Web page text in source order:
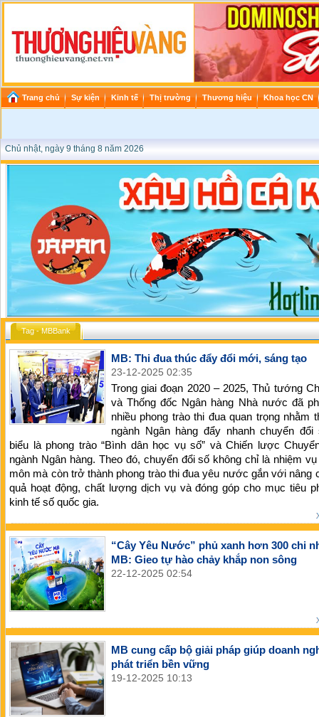
Trang chủ Sự kiện Kinh tế Thị trường Thương hiệu Khoa học CN
Chủ nhật, ngày 9 tháng 8 năm 2026
Tag - MBBank
MB: Thi đua thúc đẩy đổi mới, sáng tạo
23-12-2025 02:35
Trong giai đoạn 2020 – 2025, Thủ tướng
và Thống đốc Ngân hàng Nhà nước đã
nhiều phong trào thi đua quan trọng nhằm
ngành Ngân hàng đẩy nhanh chuyển đổi
biểu là phong trào “Bình dân học vụ số” và Chiến lược
ngành Ngân hàng. Theo đó, chuyển đổi số không chỉ là nhiệm
môn mà còn trở thành phong trào thi đua yêu nước gắn với nâng
quả hoạt động, chất lượng dịch vụ và đóng góp cho mục tiêu
kinh tế số quốc gia.
“Cây Yêu Nước” phủ xanh hơn 300 chi
MB: Gieo tự hào chảy khắp non sông
22-12-2025 02:54
MB cung cấp bộ giải pháp giúp doanh
phát triển bền vững
19-12-2025 10:13